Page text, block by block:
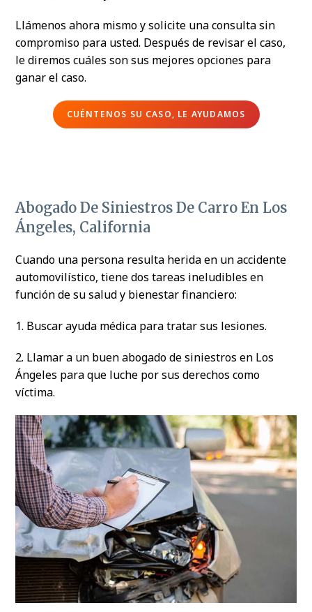
Llámenos ahora mismo y solicite una consulta sin
compromiso para usted. Después de revisar el caso,
le diremos cuáles son sus mejores opciones para
ganar el caso.
CUÉNTENOS SU CASO, LE AYUDAMOS
Abogado De Siniestros De Carro En Los
Ángeles, California
Cuando una persona resulta herida en un accidente
automovilístico, tiene dos tareas ineludibles en
función de su salud y bienestar financiero:
1. Buscar ayuda médica para tratar sus lesiones.
2. Llamar a un buen abogado de siniestros en Los
Ángeles para que luche por sus derechos como
víctima.